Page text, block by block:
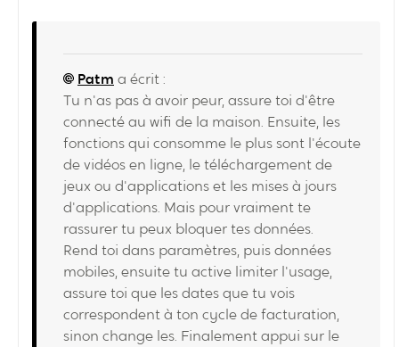
Patm a écrit :
Tu n'as pas à avoir peur, assure toi d'être
connecté au wifi de la maison. Ensuite, les
fonctions qui consomme le plus sont l'écoute
de vidéos en ligne, le téléchargement de
jeux ou d'applications et les mises à jours
d'applications. Mais pour vraiment te
rassurer tu peux bloquer tes données.
Rend toi dans paramètres, puis données
mobiles, ensuite tu active limiter l'usage,
assure toi que les dates que tu vois
correspondent à ton cycle de facturation,
sinon change les. Finalement appui sur le